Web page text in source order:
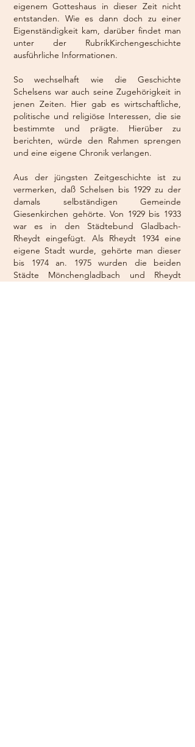
eigenem Gotteshaus in dieser Zeit nicht
entstanden. Wie es dann doch zu einer
Eigenständigkeit kam, darüber findet man
unter der RubrikKirchengeschichte
ausführliche Informationen.
So wechselhaft wie die Geschichte
Schelsens war auch seine Zugehörigkeit in
jenen Zeiten. Hier gab es wirtschaftliche,
politische und religiöse Interessen, die sie
bestimmte und prägte. Hierüber zu
berichten, würde den Rahmen sprengen
und eine eigene Chronik verlangen.
Aus der jüngsten Zeitgeschichte ist zu
vermerken, daß Schelsen bis 1929 zu der
damals selbständigen Gemeinde
Giesenkirchen gehörte. Von 1929 bis 1933
war es in den Städtebund Gladbach-
Rheydt eingefügt. Als Rheydt 1934 eine
eigene Stadt wurde, gehörte man dieser
bis 1974 an. 1975 wurden die beiden
Städte Mönchengladbach und Rheydt